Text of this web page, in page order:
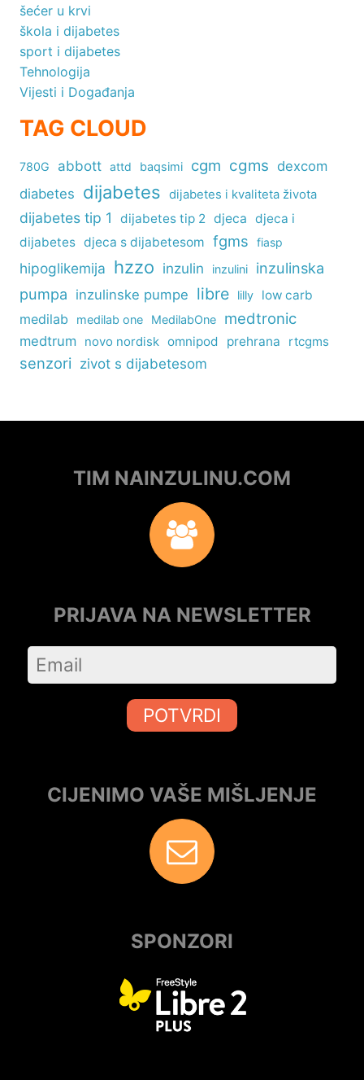
šećer u krvi
škola i dijabetes
sport i dijabetes
Tehnologija
Vijesti i Događanja
TAG CLOUD
780G abbott attd baqsimi cgm cgms dexcom
diabetes dijabetes dijabetes i kvaliteta života
dijabetes tip 1 dijabetes tip 2 djeca djeca i
dijabetes djeca s dijabetesom fgms fiasp
hipoglikemija hzzo inzulin inzulini
inzulinska
pumpa inzulinske pumpe libre lilly low carb
medilab medilab one MedilabOne medtronic
medtrum novo nordisk omnipod prehrana rtcgms
senzori zivot s dijabetesom
TIM NAINZULINU.COM
PRIJAVA NA NEWSLETTER
POTVRDI
CIJENIMO VAŠE MIŠLJENJE
SPONZORI